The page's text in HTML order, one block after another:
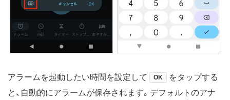
アラームを起動したい時間を設定して OK
をタップする
と、自動的にアラームが保存されます。デフォルトのアナ